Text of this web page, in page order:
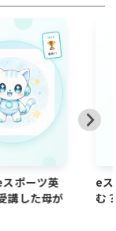
ポーツ英
講した母が
e
む